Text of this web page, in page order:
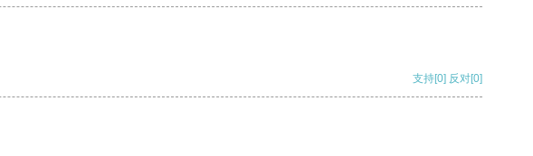
支持[0] 反对[0]